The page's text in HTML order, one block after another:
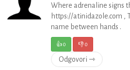
Where adrenaline signs
https://atinidazole.com ,
name between hands .
👍0 👎0
Odgovori ⇾